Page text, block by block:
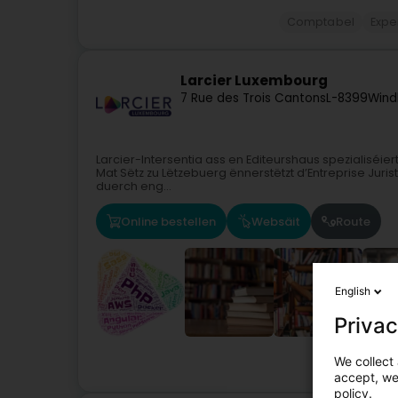
Larcier Luxembourg
7 Rue des Trois CantonsL-8399
Larcier-Intersentia ass en Editeurshaus
Mat Sëtz zu Lëtzebuerg ënnerstëtzt d’Entreprise
duerch eng...
Online bestellen Websäit Route
English
We
accept,
policy.